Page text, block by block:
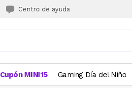
Centro de ayuda
Cupón MINI15 Gaming Día del Niño